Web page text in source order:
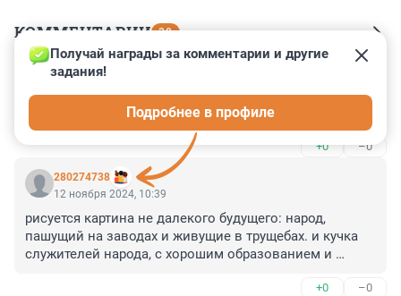
КОММЕНТАРИИ 30
Гость
Макропродунциальных...
+0 –0
280274738
Получай награды за комментарии и другие
задания!
Подробнее в профиле
12 ноября 2024, 10:39
рисуется картина не далекого будущего: народ,
пашущий на заводах и живущие в трущебах. и кучка
служителей народа, с хорошим образованием и
+0 –0